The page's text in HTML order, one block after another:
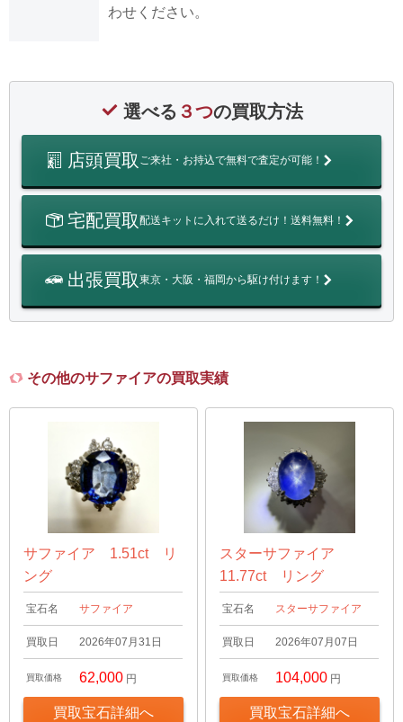
わせください。
選べる ３つの買取方法
店頭買取 ご来社・お持込で無料で査定が可能！
宅配買取配送キットに入れて送るだけ！送料無料！
出張買取東京・大阪・福岡から駆け付けます！
その他のサファイアの買取実績
サファイア 1.51ct リ
ング
宝石名 サファイア
買取日 2026年07月31日
買取価格 62,000 円
買取宝石詳細へ
スターサファイア
11.77ct リング
宝石名 スターサファイア
買取日 2026年07月07日
買取価格 104,000 円
買取宝石詳細へ